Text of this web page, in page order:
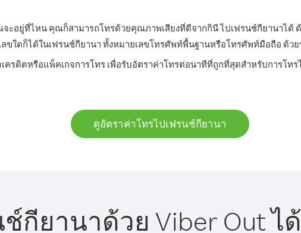
ะอยู่ที่ไหน คุณก็สามารถโทรด้วยคุณภาพเสียงที่ดีจากกินี ไปเฟรนช์กียานาได้ ด้
ขใดก็ได้ในเฟรนช์กียานา ทั้งหมายเลขโทรศัพท์พื้นฐานหรือโทรศัพท์มือถือ ด้วย
ครดิตหรือแพ็คเกจการโทร เพื่อรับอัตราค่าโทรต่อนาทีที่ถูกที่สุดสำหรับการโทร
ดูอัตราค่าโทรไปเฟรนช์กียานา
กียานาด้วย Viber Out ไ